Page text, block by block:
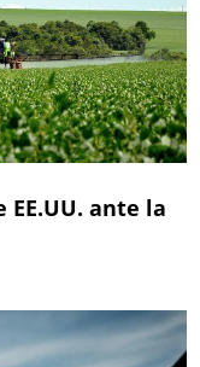
ante la